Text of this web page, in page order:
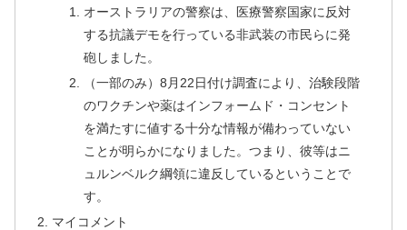
オーストラリアの警察は、医療警察国家に反対
する抗議デモを行っている非武装の市民らに発
砲しました。
（一部のみ）8月22日付け調査により、治験段階
のワクチンや薬はインフォームド・コンセント
を満たすに値する十分な情報が備わっていない
ことが明らかになりました。つまり、彼等はニ
ュルンベルク綱領に違反しているということで
す。
マイコメント